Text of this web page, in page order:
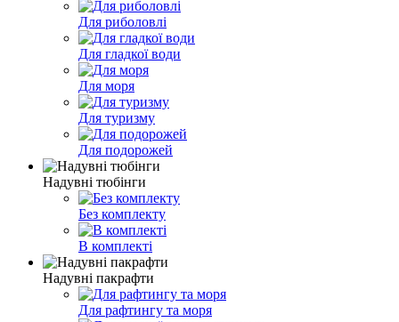
Для риболовлі
Для гладкої води
Для моря
Для туризму
Для подорожей
Надувні тюбінги
Без комплекту
В комплекті
Надувні пакрафти
Для рафтингу та моря